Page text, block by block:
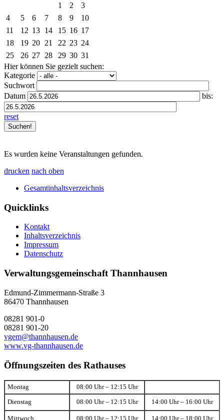
1
2
3
4
5 6 7 8 9
10
11
12 13 14 15 16 17
18
19 20 21 22 23 24
25
26 27 28 29 30 31
Hier können Sie gezielt suchen:
Kategorie
Suchwort
Datum
bis:
reset
Es wurden keine Veranstaltungen gefunden.
drucken nach oben
Gesamtinhaltsverzeichnis
Quicklinks
Kontakt
Inhaltsverzeichnis
Impressum
Datenschutz
Verwaltungsgemeinschaft Thannhausen
Edmund-Zimmermann-Straße 3
86470 Thannhausen
08281 901-0
08281 901-20
vgem@thannhausen.de
www.vg-thannhausen.de
Öffnungszeiten des Rathauses
Montag 08:00 Uhr – 12:15 Uhr
Dienstag 08:00 Uhr – 12:15 Uhr 14:00 Uhr – 16:00 Uhr